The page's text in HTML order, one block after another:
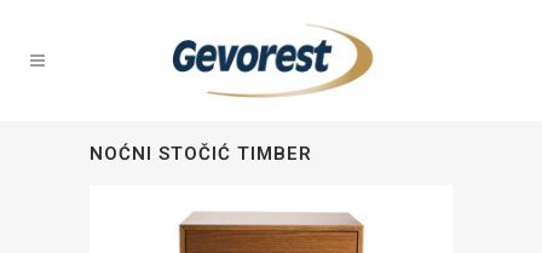
NOĆNI STOČIĆ TIMBER